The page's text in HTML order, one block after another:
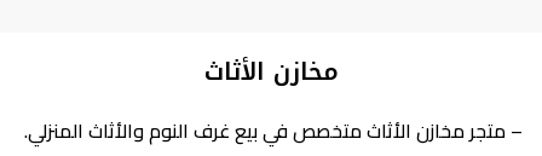
مخازن الأثاث
– متجر مخازن الأثاث متخصص في بيع غرف النوم والأثاث المنزلي.